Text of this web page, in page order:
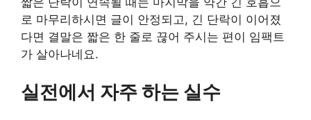
로 마무리하시면 글이 안정되고, 긴 단락이 이어졌
다면 결말은 짧은 한 줄로 끊어 주시는 편이 임팩트
가 살아나네요.
실전에서 자주 하는 실수